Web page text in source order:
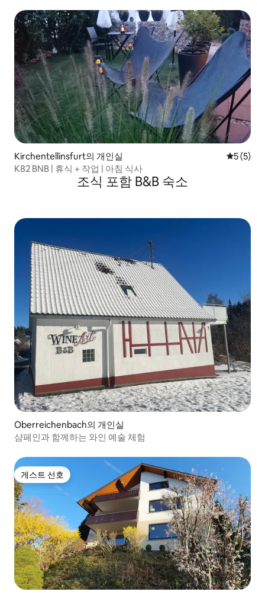
Kirchentellinsfurt의 개인실 평점 5점
5 (5)
K82 BNB | 휴식 + 작업 | 아침 식사
조식 포함 B&B 숙소
Oberreichenbach의 개인실
샴페인과 함께하는 와인 예술 체험
게스트 선호
게스트 선호